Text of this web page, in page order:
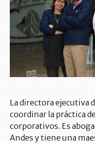
La directora ejecutiva
coordinar la práctica
corporativos. Es
Andes y tiene una